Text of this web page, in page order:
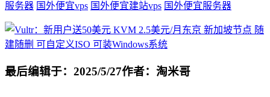
服务器 国外便宜vps 国外便宜建站vps 国外便宜服务器
最后编辑于：2025/5/27作者：淘米哥